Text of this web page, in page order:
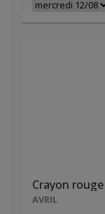
Crayon
AVRIL